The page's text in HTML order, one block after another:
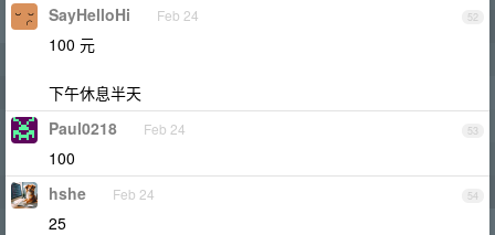
52
SayHelloHi Feb 24
100 元
下午休息半天
53
Paul0218 Feb 24
100
54
hshe Feb 24
25